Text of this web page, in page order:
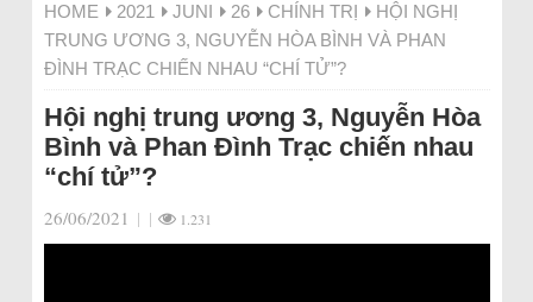
HOME 2021 JUNI 26 CHÍNH TRỊ
HỘI NGHỊ
TRUNG ƯƠNG 3, NGUYỄN HÒA BÌNH VÀ PHAN
ĐÌNH TRẠC CHIẾN NHAU “CHÍ TỬ”?
Hội nghị trung ương 3, Nguyễn Hòa
Bình và Phan Đình Trạc chiến nhau
“chí tử”?
26/06/2021 | | 1.231